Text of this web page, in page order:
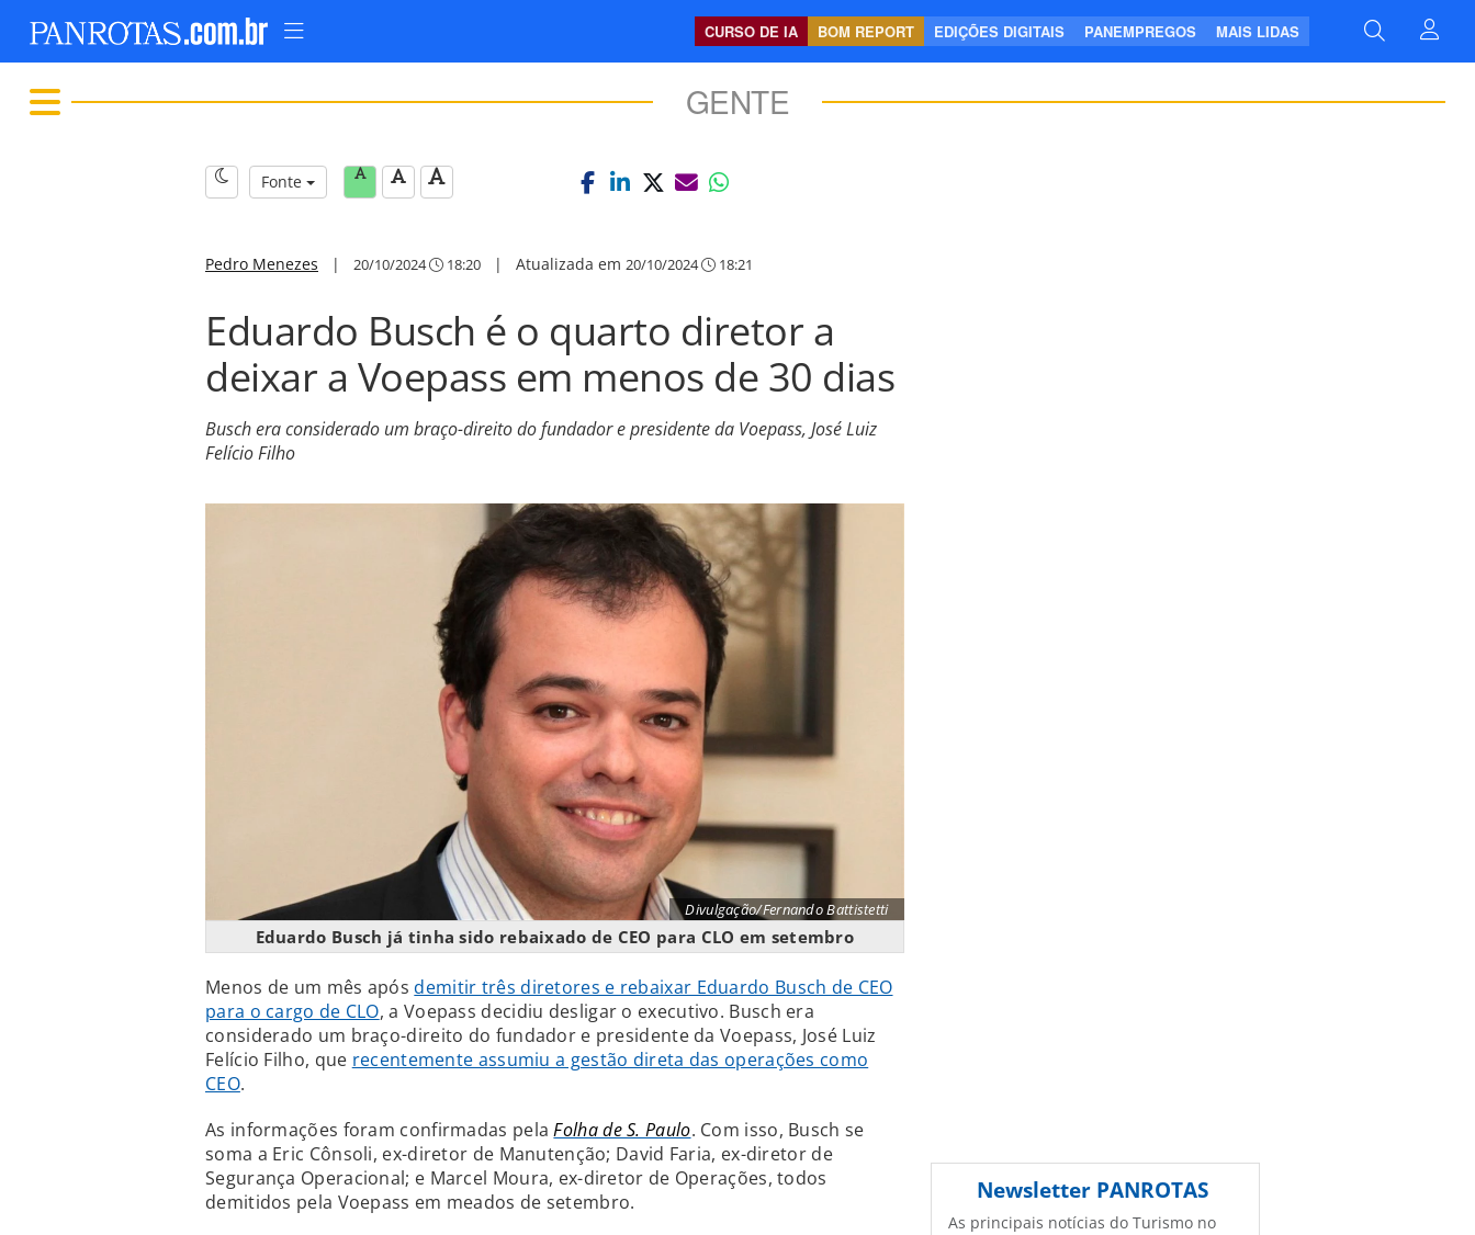
CURSO DE IA BOM REPORT EDIÇÕES DIGITAIS PANEMPREGOS MAIS LIDAS
GENTE
Fonte
Pedro Menezes | 20/10/2024 18:20 | Atualizada em 20/10/2024 18:21
Eduardo Busch é o quarto diretor a
deixar a Voepass em menos de 30 dias
Busch era considerado um braço-direito do fundador e presidente da Voepass, José Luiz
Felício Filho
Divulgação/Fernando Battistetti
Eduardo Busch já tinha sido rebaixado de CEO para CLO em setembro
Menos de um mês apósdemitir três diretores e rebaixar Eduardo Busch de CEO
para o cargo de CLO, a Voepass decidiu desligar o executivo. Busch era
considerado um braço-direito do fundador e presidente da Voepass, José Luiz
Felício Filho, que recentemente assumiu a gestão direta das operações como
CEO.
As informações foram confirmadas pelaFolha de S. Paulo. Com isso, Busch se
soma a Eric Cônsoli, ex-diretor de Manutenção; David Faria, ex-diretor de
Segurança Operacional; e Marcel Moura, ex-diretor de Operações, todos
demitidos pela Voepass em meados de setembro.
Newsletter PANROTAS
As principais notícias do Turismo no